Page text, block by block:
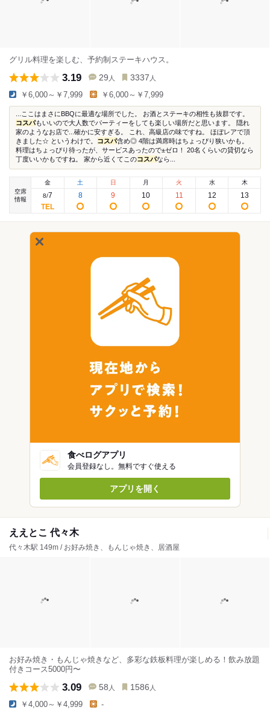
グリル料理を楽しむ、予約制ステーキハウス。
3.19 29 人 3337 人
￥6,000～￥7,999 ￥6,000～￥7,999
...ここはまさにBBQに最適な場所でした。 お酒とステーキの相性も抜群です。
コスパもいいので大人数でパーティーをしても楽しい場所だと思います。 隠れ
家のようなお店で...確かに安すぎる。 これ、高級店の味ですね。 ほぼレアで頂
きました☆ というわけで。 コスパ含め◎ 4階は満席時はちょっぴり狭いかも。
料理はちょっぴり待ったが、サービスあったので±ゼロ！ 20名くらいの貸切なら
丁度いいかもですね。 家から近くてこのコスパなら...
空席
情報
金
8/7
土
8
日
9
月
10
火
11
水
12
木
13
食べログアプリ
会員登録なし。無料ですぐ使える
アプリを開く
ええとこ 代々木
代々木駅 149m / お好み焼き、もんじゃ焼き、居酒屋
お好み焼き・もんじゃ焼きなど、多彩な鉄板料理が楽しめる！飲み放題
付きコース5000円〜
3.09 58 人 1586 人
￥4,000～￥4,999 -